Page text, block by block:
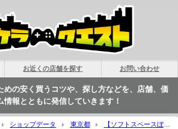
お近くの店舗を探す お問い合わせ
めの安く買うコツや、探し方などを、店舗、価
情報とともに発信していきます！
ショップデータ 東京都
【ソフトスペースぼぶ